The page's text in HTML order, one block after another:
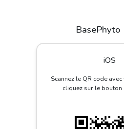
BasePhyto
iOS
Scannez le QR code
cliquez sur le